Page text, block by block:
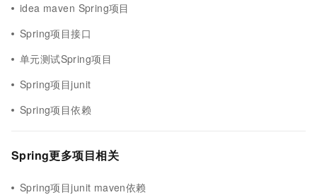
idea maven Spring项目
Spring项目接口
单元测试Spring项目
Spring项目junit
Spring项目依赖
Spring更多项目相关
Spring项目junit maven依赖